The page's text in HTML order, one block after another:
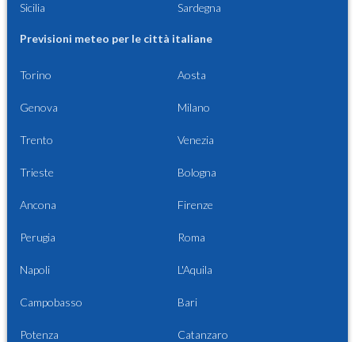
Sicilia Sardegna
Previsioni meteo per le città italiane
Torino Aosta
Genova Milano
Trento Venezia
Trieste Bologna
Ancona Firenze
Perugia Roma
Napoli L'Aquila
Campobasso Bari
Potenza Catanzaro